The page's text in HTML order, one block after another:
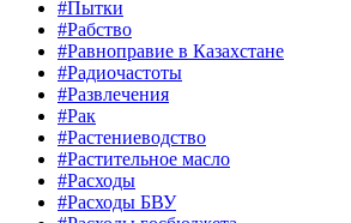
#Пытки
#Рабство
#Равноправие в Казахстане
#Радиочастоты
#Развлечения
#Рак
#Растениеводство
#Растительное масло
#Расходы
#Расходы БВУ